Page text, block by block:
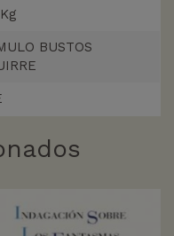
BUSTOS